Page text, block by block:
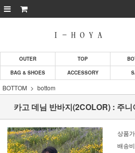
OUTER TOP
BAG & SHOES
ACCESSORY
BOTTOM bottom
카고 데님 반바지(2COLOR) : 주
상품가
배송비